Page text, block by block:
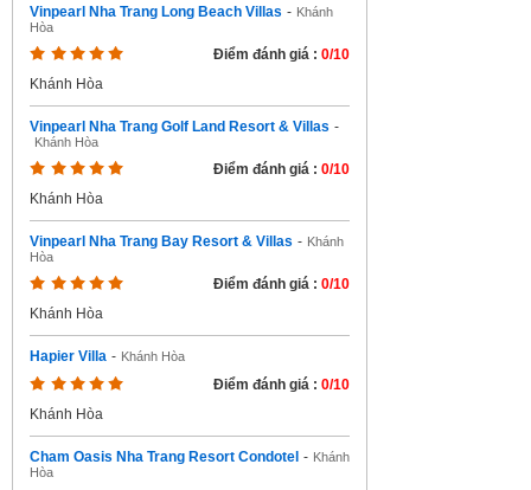
Vinpearl Nha Trang Long Beach Villas - Khánh
Hòa
Điểm đánh giá : 0/10
Khánh Hòa
Vinpearl Nha Trang Golf Land Resort & Villas -
Khánh Hòa
Điểm đánh giá : 0/10
Khánh Hòa
Vinpearl Nha Trang Bay Resort & Villas - Khánh
Hòa
Điểm đánh giá : 0/10
Khánh Hòa
Hapier Villa - Khánh Hòa
Điểm đánh giá : 0/10
Khánh Hòa
Cham Oasis Nha Trang Resort Condotel - Khánh
Hòa